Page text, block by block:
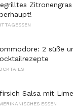
2 süße
Salsa mit
ESSEN